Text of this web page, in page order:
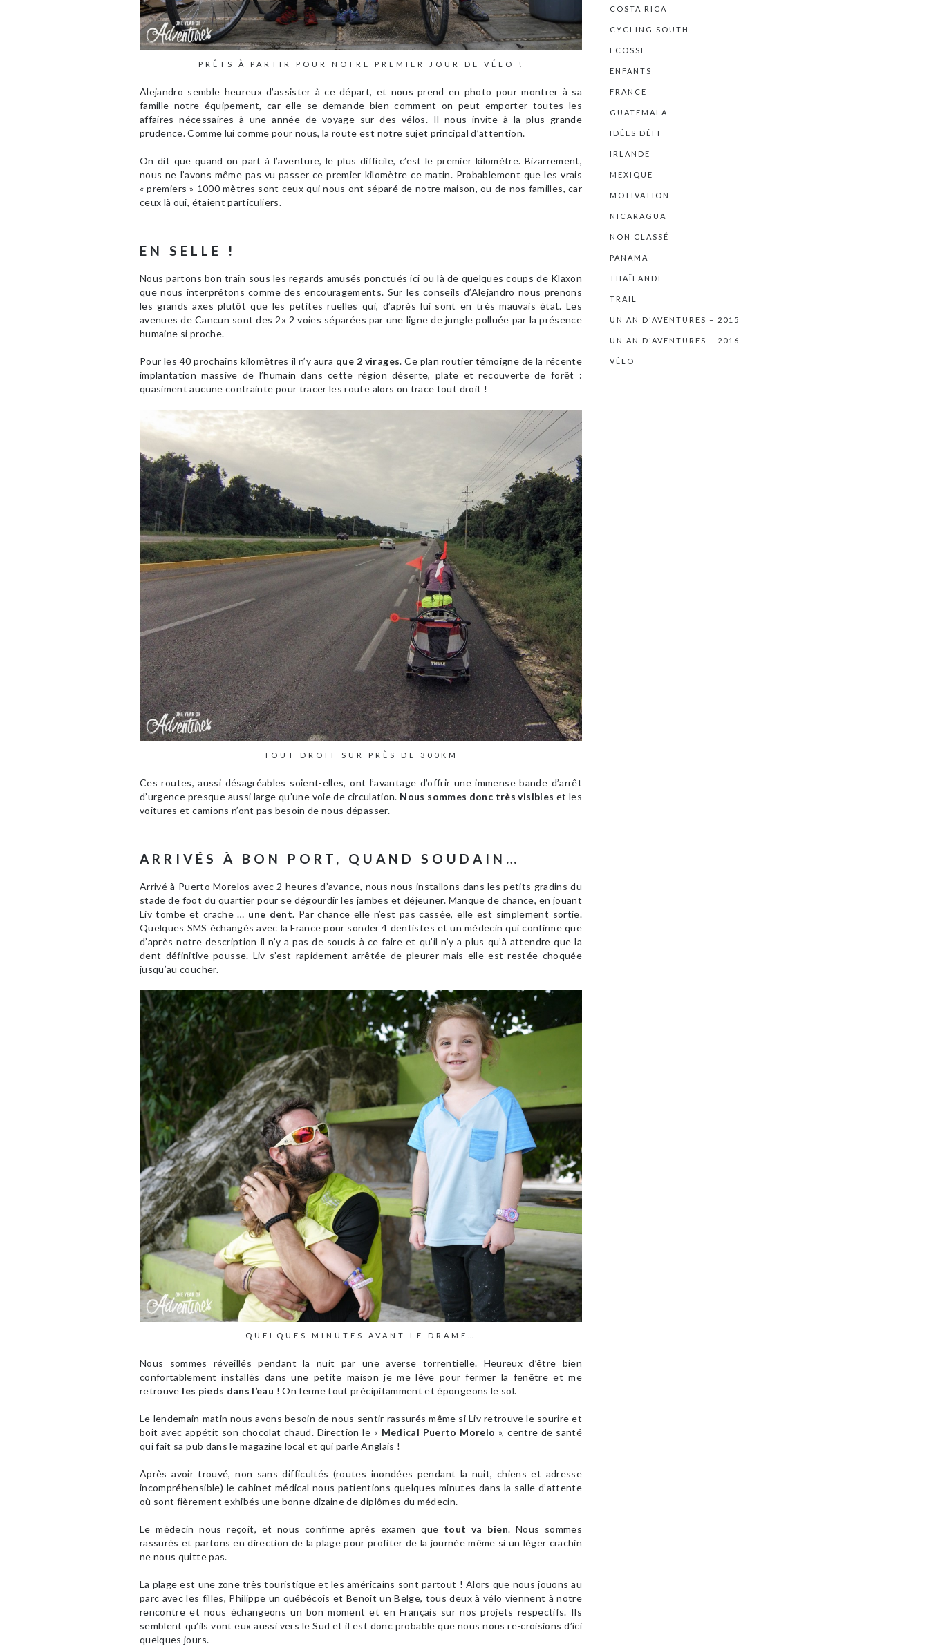
PRÊTS À PARTIR POUR NOTRE PREMIER JOUR DE VÉLO !
Alejandro semble heureux d’assister à ce départ, et nous prend en photo pour montrer à sa
famille notre équipement, car elle se demande bien comment on peut emporter toutes les
affaires nécessaires à une année de voyage sur des vélos. Il nous invite à la plus grande
prudence. Comme lui comme pour nous, la route est notre sujet principal d’attention.
On dit que quand on part à l’aventure, le plus difficile, c’est le premier kilomètre. Bizarrement,
nous ne l’avons même pas vu passer ce premier kilomètre ce matin. Probablement que les vrais
« premiers » 1000 mètres sont ceux qui nous ont séparé de notre maison, ou de nos familles, car
ceux là oui, étaient particuliers.
EN SELLE !
Nous partons bon train sous les regards amusés ponctués ici ou là de quelques coups de Klaxon
que nous interprétons comme des encouragements. Sur les conseils d’Alejandro nous prenons
les grands axes plutôt que les petites ruelles qui, d’après lui sont en très mauvais état. Les
avenues de Cancun sont des 2x 2 voies séparées par une ligne de jungle polluée par la présence
humaine si proche.
Pour les 40 prochains kilomètres il n’y aura que 2 virages. Ce plan routier témoigne de la récente
implantation massive de l’humain dans cette région déserte, plate et recouverte de forêt :
quasiment aucune contrainte pour tracer les route alors on trace tout droit !
TOUT DROIT SUR PRÈS DE 300KM
Ces routes, aussi désagréables soient-elles, ont l’avantage d’offrir une immense bande d’arrêt
d’urgence presque aussi large qu’une voie de circulation. Nous sommes donc très visibles et les
voitures et camions n’ont pas besoin de nous dépasser.
ARRIVÉS À BON PORT, QUAND SOUDAIN…
Arrivé à Puerto Morelos avec 2 heures d’avance, nous nous installons dans les petits gradins du
stade de foot du quartier pour se dégourdir les jambes et déjeuner. Manque de chance, en jouant
Liv tombe et crache … une dent. Par chance elle n’est pas cassée, elle est simplement sortie.
Quelques SMS échangés avec la France pour sonder 4 dentistes et un médecin qui confirme que
d’après notre description il n’y a pas de soucis à ce faire et qu’il n’y a plus qu’à attendre que la
dent définitive pousse. Liv s’est rapidement arrêtée de pleurer mais elle est restée choquée
jusqu’au coucher.
QUELQUES MINUTES AVANT LE DRAME…
Nous sommes réveillés pendant la nuit par une averse torrentielle. Heureux d’être bien
confortablement installés dans une petite maison je me lève pour fermer la fenêtre et me
retrouve les pieds dans l’eau ! On ferme tout précipitamment et épongeons le sol.
Le lendemain matin nous avons besoin de nous sentir rassurés même si Liv retrouve le sourire et
boit avec appétit son chocolat chaud. Direction le « Medical Puerto Morelo », centre de santé
qui fait sa pub dans le magazine local et qui parle Anglais !
Après avoir trouvé, non sans difficultés (routes inondées pendant la nuit, chiens et adresse
incompréhensible) le cabinet médical nous patientions quelques minutes dans la salle d’attente
où sont fièrement exhibés une bonne dizaine de diplômes du médecin.
Le médecin nous reçoit, et nous confirme après examen que tout va bien. Nous sommes
rassurés et partons en direction de la plage pour profiter de la journée même si un léger crachin
ne nous quitte pas.
La plage est une zone très touristique et les américains sont partout ! Alors que nous jouons au
parc avec les filles, Philippe un québécois et Benoît un Belge, tous deux à vélo viennent à notre
rencontre et nous échangeons un bon moment et en Français sur nos projets respectifs. Ils
semblent qu’ils vont eux aussi vers le Sud et il est donc probable que nous nous re-croisions d’ici
quelques jours.
COSTA RICA
CYCLING SOUTH
ECOSSE
ENFANTS
FRANCE
GUATEMALA
IDÉES DÉFI
IRLANDE
MEXIQUE
MOTIVATION
NICARAGUA
NON CLASSÉ
PANAMA
THAÏLANDE
TRAIL
UN AN D'AVENTURES – 2015
UN AN D'AVENTURES – 2016
VÉLO